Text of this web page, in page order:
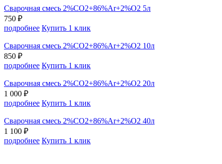
Сварочная смесь 2%CO2+86%Ar+2%O2 5л
750 ₽
подробнее Купить 1 клик
Сварочная смесь 2%CO2+86%Ar+2%O2 10л
850 ₽
подробнее Купить 1 клик
Сварочная смесь 2%CO2+86%Ar+2%O2 20л
1 000 ₽
подробнее Купить 1 клик
Сварочная смесь 2%CO2+86%Ar+2%O2 40л
1 100 ₽
подробнее Купить 1 клик